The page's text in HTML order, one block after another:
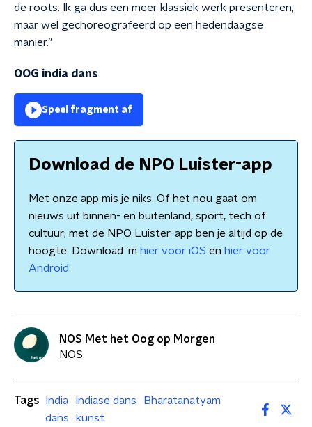
de roots. Ik ga dus een meer klassiek werk presenteren,
maar wel gechoreografeerd op een hedendaagse
manier.”
OOG india dans
Speel fragment af
Download de NPO Luister-app
Met onze app mis je niks. Of het nou gaat om
nieuws uit binnen- en buitenland, sport, tech of
cultuur; met de NPO Luister-app ben je altijd op de
hoogte. Download 'm hier voor iOS en hier voor
Android.
NOS Met het Oog op Morgen
NOS
Tags India Indiase dans
Bharatanatyam
dans
kunst